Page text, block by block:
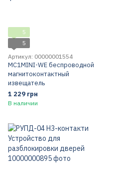
5
5
Артикул: 00000001554
MC1MINI-WE беспроводной
магнитоконтактный
извещатель
1 229 грн
В наличии